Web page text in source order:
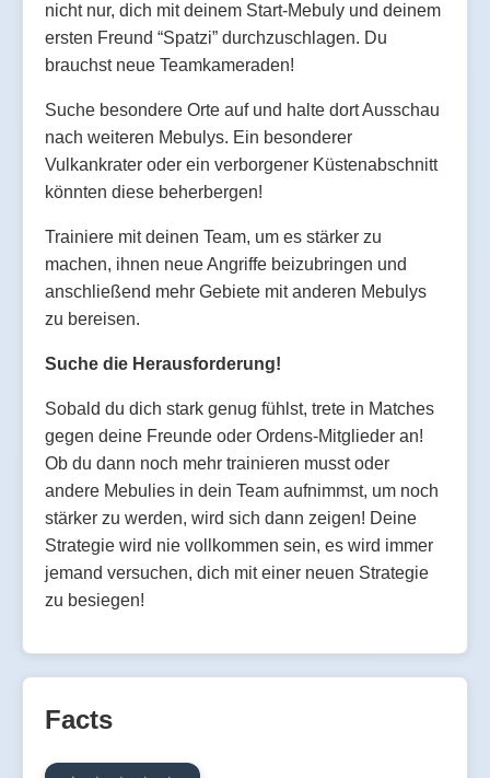
nicht nur, dich mit deinem Start-Mebuly und deinem
ersten Freund “Spatzi” durchzuschlagen. Du
brauchst neue Teamkameraden!
Suche besondere Orte auf und halte dort Ausschau
nach weiteren Mebulys. Ein besonderer
Vulkankrater oder ein verborgener Küstenabschnitt
könnten diese beherbergen!
Trainiere mit deinen Team, um es stärker zu
machen, ihnen neue Angriffe beizubringen und
anschließend mehr Gebiete mit anderen Mebulys
zu bereisen.
Suche die Herausforderung!
Sobald du dich stark genug fühlst, trete in Matches
gegen deine Freunde oder Ordens-Mitglieder an!
Ob du dann noch mehr trainieren musst oder
andere Mebulies in dein Team aufnimmst, um noch
stärker zu werden, wird sich dann zeigen! Deine
Strategie wird nie vollkommen sein, es wird immer
jemand versuchen, dich mit einer neuen Strategie
zu besiegen!
Facts